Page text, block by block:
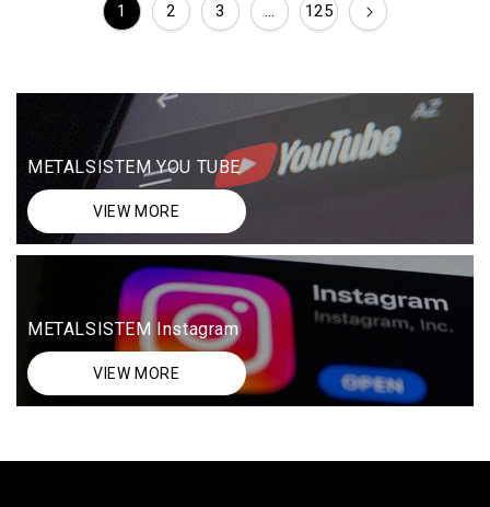
1 2 3 … 125
METALSISTEM YOU TUBE
VIEW MORE
METALSISTEM Instagram
VIEW MORE